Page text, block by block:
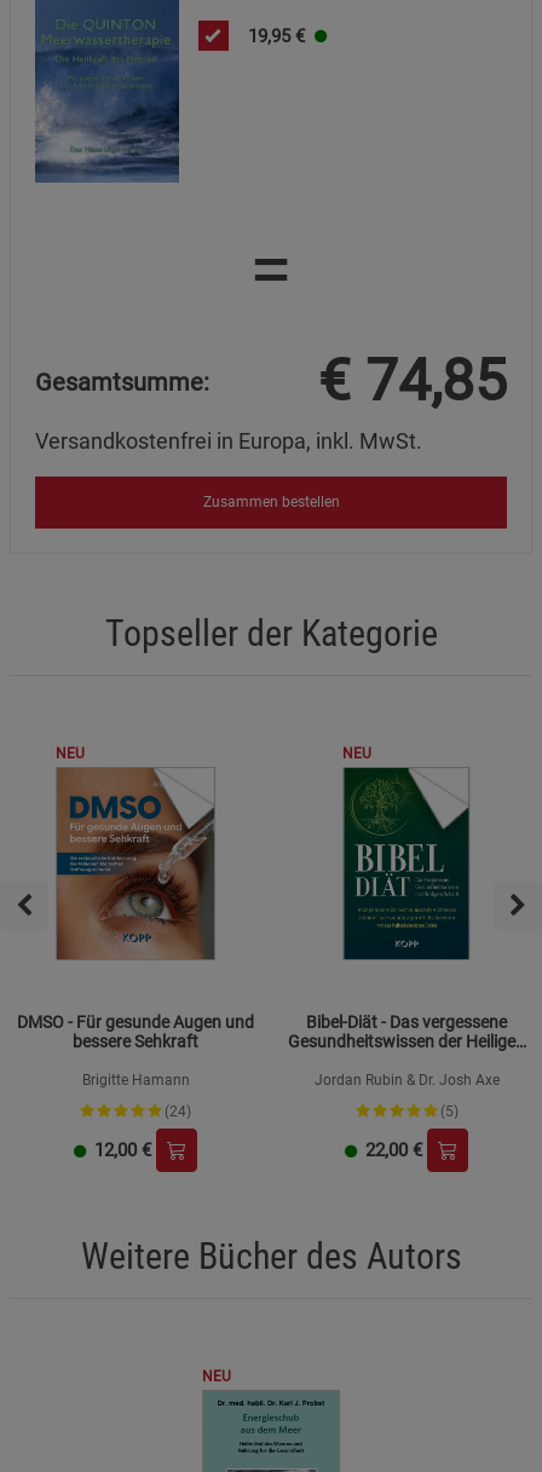
19,95 €
=
Gesamtsumme: € 74,85
Versandkostenfrei in Europa, inkl. MwSt.
Zusammen bestellen
Topseller der Kategorie
NEU
DMSO - Für gesunde Augen und
bessere Sehkraft
Brigitte Hamann
(24)
12,00 €
NEU
Bibel-Diät - Das vergessene
Gesundheitswissen der Heiligen
Jordan Rubin & Dr. Josh Axe
(5)
22,00 €
Weitere Bücher des Autors
NEU
Cookie-Informationen anzeigen
Marketing Cookies (3)
Beschreibung Marketing Cookies
Cookie-Informationen